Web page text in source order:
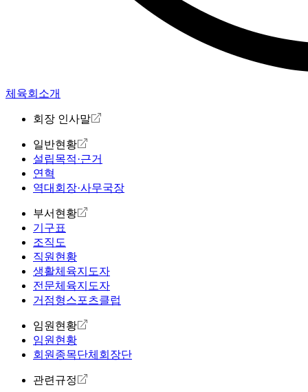
체육회소개
회장 인사말
일반현황
설립목적·근거
연혁
역대회장·사무국장
부서현황
기구표
조직도
직원현황
생활체육지도자
전문체육지도자
거점형스포츠클럽
임원현황
임원현황
회원종목단체회장단
관련규정